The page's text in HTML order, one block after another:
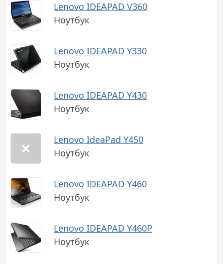
Lenovo IDEAPAD V360
Ноутбук
Lenovo IDEAPAD Y330
Ноутбук
Lenovo IDEAPAD Y430
Ноутбук
Lenovo IdeaPad Y450
Ноутбук
Lenovo IDEAPAD Y460
Ноутбук
Lenovo IDEAPAD Y460P
Ноутбук